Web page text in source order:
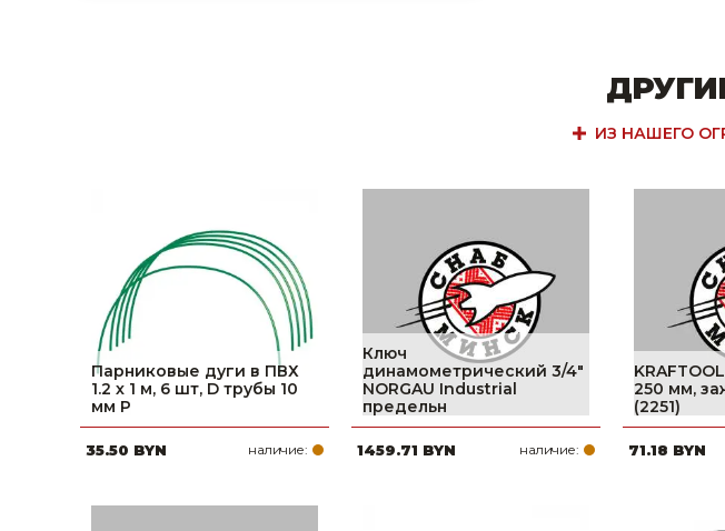
Строительные и отделочные материалы
Садовый инструмент, вазоны, горшки и кашпо, теплицы, парники
Товары для дома
Сантехника
Автомобильные товары, инструменты
ИЗ НАШЕГО
Парниковые дуги в ПВХ
1.2 х 1 м, 6 шт, D трубы 10
мм Р
35.50 BYN наличие:
Ключ
динамометрический 3/4"
NORGAU Industrial
предельн
1459.71 BYN наличие:
250 мм,
(2251)
71.18 BYN